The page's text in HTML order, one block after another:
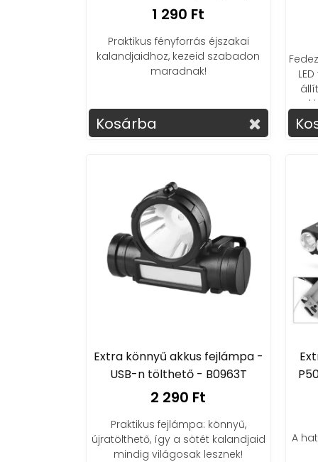
1 290 Ft
Praktikus fényforrás éjszakai
kalandjaidhoz, kezeid szabadon
maradnak!
Kosárba
Extra könnyű akkus fejlámpa -
USB-n tölthető - B0963T
2 290 Ft
Praktikus fejlámpa: könnyű,
újratölthető, így a sötét kalandjaid
mindig világosak lesznek!
A